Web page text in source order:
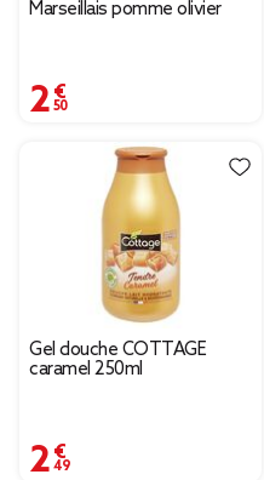
Marseillais pomme olivier
2,50 €
Gel douche COTTAGE
caramel 250ml
2,49 €